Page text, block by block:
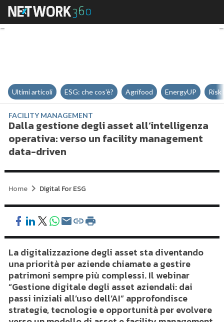
Dalla gestione degli asset
Ultimi articoli ESG: che cos'è? Agrifood EnergyUP Risk
FACILITY MANAGEMENT
Dalla gestione degli asset all’intelligenza
operativa: verso un facility management
data-driven
Home Digital For ESG
La digitalizzazione degli asset sta diventando
una priorità per aziende chiamate a gestire
patrimoni sempre più complessi. Il webinar
“Gestione digitale degli asset aziendali: dai
passi iniziali all’uso dell’AI” approfondisce
strategie, tecnologie e opportunità per evolvere